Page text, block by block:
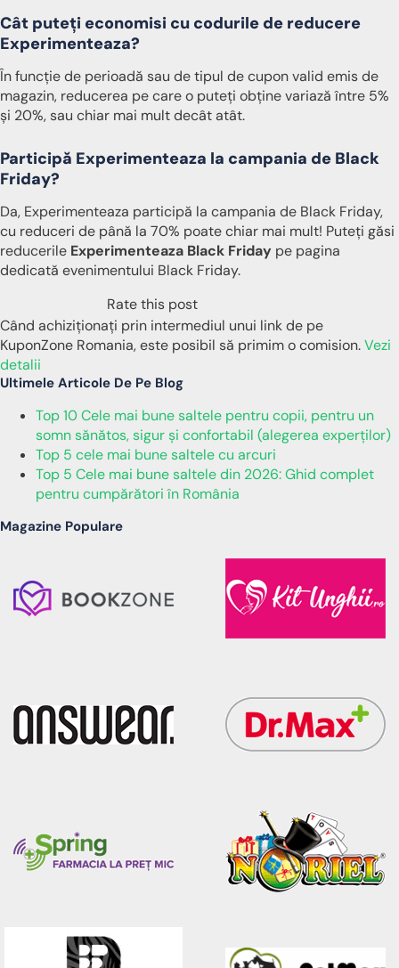
Cât puteți economisi cu codurile de reducere
Experimenteaza?
În funcție de perioadă sau de tipul de cupon valid emis de
magazin, reducerea pe care o puteți obține variază între 5%
și 20%, sau chiar mai mult decât atât.
Participă Experimenteaza la campania de Black
Friday?
Da, Experimenteaza participă la campania de Black Friday,
cu reduceri de până la 70% poate chiar mai mult! Puteți găsi
reducerile Experimenteaza Black Friday pe pagina
dedicată evenimentului Black Friday.
Rate this post
Când achiziționați prin intermediul unui link de pe
KuponZone Romania, este posibil să primim o comision.Vezi
detalii
Ultimele Articole De Pe Blog
Top 10 Cele mai bune saltele pentru copii, pentru un
somn sănătos, sigur și confortabil (alegerea experților)
Top 5 cele mai bune saltele cu arcuri
Top 5 Cele mai bune saltele din 2026: Ghid complet
pentru cumpărători în România
Magazine Populare